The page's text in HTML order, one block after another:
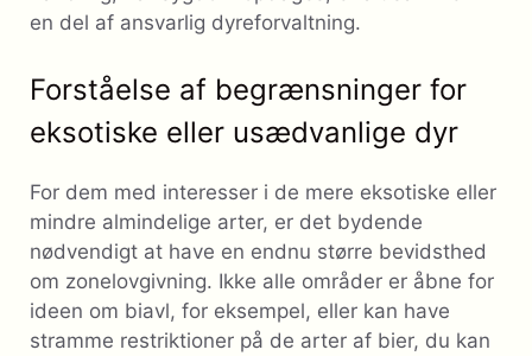
en del af ansvarlig dyreforvaltning.
Forståelse af begrænsninger for
eksotiske eller usædvanlige dyr
For dem med interesser i de mere eksotiske eller
mindre almindelige arter, er det bydende
nødvendigt at have en endnu større bevidsthed
om zonelovgivning. Ikke alle områder er åbne for
ideen om biavl, for eksempel, eller kan have
stramme restriktioner på de arter af bier, du kan